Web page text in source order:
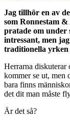
Jag tillhör en av
som Ronnestam
pratade om under
intressant, men
traditionella yrken
Herrarna diskuterar
kommer se ut, men
bara finns
det dit man måste
Är det så?